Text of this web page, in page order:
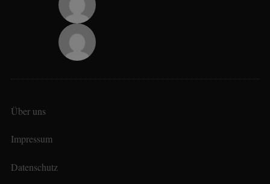
Über uns
Impressum
Datenschutz